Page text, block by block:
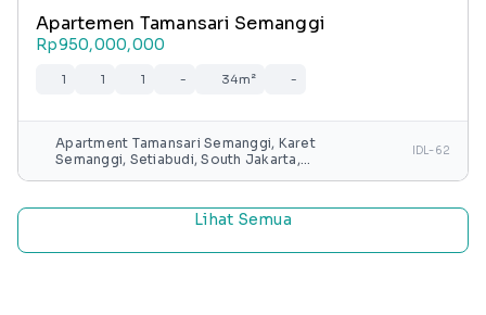
Apartemen Tamansari Semanggi
Rp950,000,000
1 1 1 - 34m² -
Apartment Tamansari Semanggi, Karet
Semanggi, Setiabudi, South Jakarta,
IDL-62
Lihat Semua